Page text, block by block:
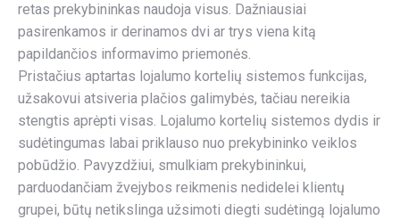
retas prekybininkas naudoja visus. Dažniausiai
pasirenkamos ir derinamos dvi ar trys viena kitą
papildančios informavimo priemonės.
Pristačius aptartas lojalumo kortelių sistemos funkcijas,
užsakovui atsiveria plačios galimybės, tačiau nereikia
stengtis aprėpti visas. Lojalumo kortelių sistemos dydis ir
sudėtingumas labai priklauso nuo prekybininko veiklos
pobūdžio. Pavyzdžiui, smulkiam prekybininkui,
parduodančiam žvejybos reikmenis nedidelei klientų
grupei, būtų netikslinga užsimoti diegti sudėtingą lojalumo